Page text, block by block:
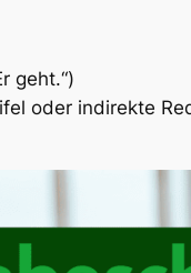
geht.“)
oder indirekte